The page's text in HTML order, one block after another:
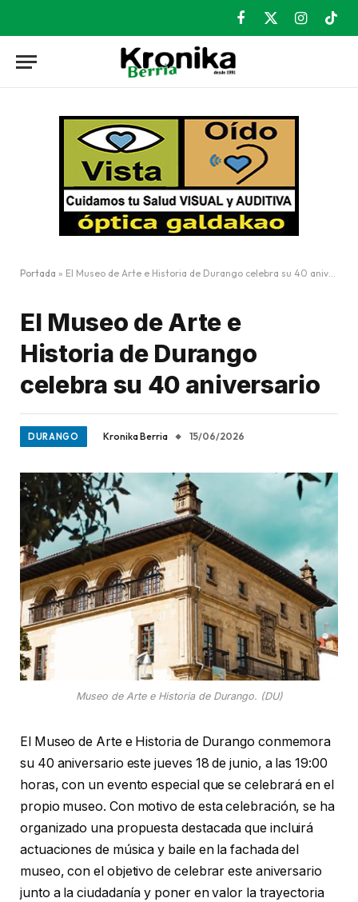
Facebook
X
Instagram
Portada » El Museo de Arte e Historia de Durango celebra su 40 aniversario
El Museo de Arte e
Historia de Durango
celebra su 40 aniversario
DURANGO Kronika Berria 15/06/2026
Museo de Arte e Historia de Durango. (DU)
El Museo de Arte e Historia de Durango conmemora
su 40 aniversario este jueves 18 de junio, a las 19:00
horas, con un evento especial que se celebrará en el
propio museo. Con motivo de esta celebración, se ha
organizado una propuesta destacada que incluirá
actuaciones de música y baile en la fachada del
museo, con el objetivo de celebrar este aniversario
junto a la ciudadanía y poner en valor la trayectoria